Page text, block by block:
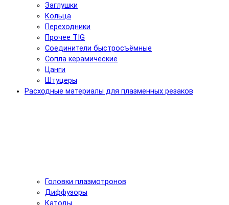
Заглушки
Кольца
Переходники
Прочее TIG
Соединители быстросъёмные
Сопла керамические
Цанги
Штуцеры
Расходные материалы для плазменных резаков
Головки плазмотронов
Диффузоры